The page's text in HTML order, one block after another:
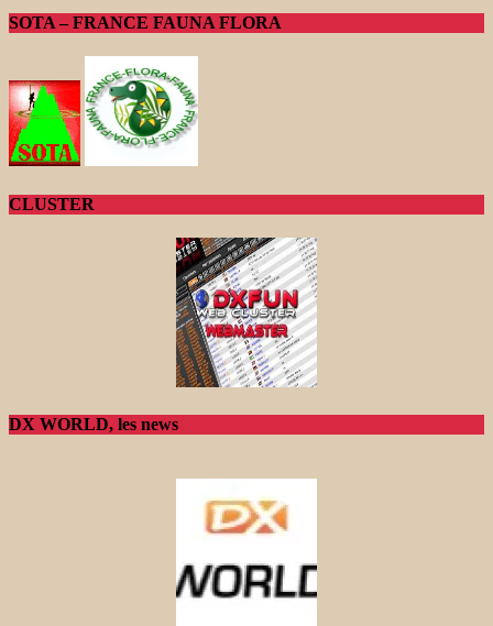
SOTA – FRANCE FAUNA FLORA
CLUSTER
DX WORLD, les news